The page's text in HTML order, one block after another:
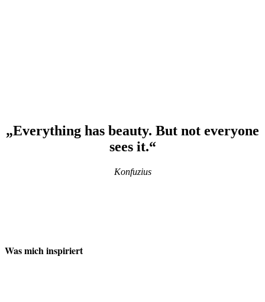
„Everything has beauty. But not everyone
sees it.“
Konfuzius
Was mich inspiriert